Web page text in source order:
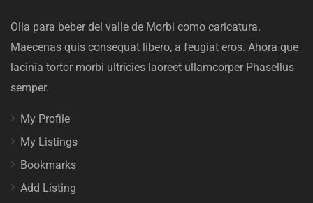
Olla para beber del valle de Morbi como caricatura.
Maecenas quis consequat libero, a feugiat eros. Ahora que
lacinia tortor morbi ultricies laoreet ullamcorper Phasellus
semper.
My Profile
My Listings
Bookmarks
Add Listing